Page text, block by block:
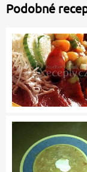
Podobné